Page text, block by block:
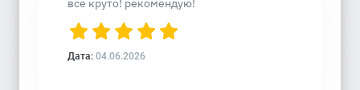
все круто! рекомендую!
Дата: 04.06.2026